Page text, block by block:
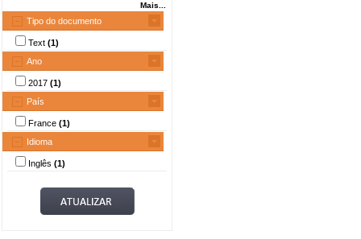
Mais...
Tipo do documento
Text (1)
Ano
2017 (1)
País
France (1)
Idioma
Inglês (1)